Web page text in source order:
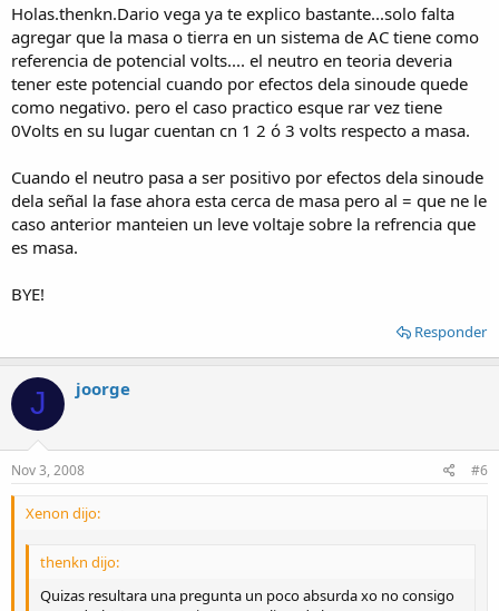
Holas.thenkn.Dario vega ya te explico bastante...solo falta
agregar que la masa o tierra en un sistema de AC tiene como
referencia de potencial volts.... el neutro en teoria deveria
tener este potencial cuando por efectos dela sinoude quede
como negativo. pero el caso practico esque rar vez tiene
0Volts en su lugar cuentan cn 1 2 ó 3 volts respecto a masa.
Cuando el neutro pasa a ser positivo por efectos dela sinoude
dela señal la fase ahora esta cerca de masa pero al = que ne le
caso anterior manteien un leve voltaje sobre la refrencia que
es masa.
BYE!
Responder
J joorge
Nov 3, 2008 #6
Xenon dijo:
thenkn dijo:
Quizas resultara una pregunta un poco absurda xo no consigo